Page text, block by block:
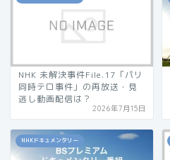
NHK 未解決事件File.17「パリ
同時テロ事件」の再放送・見
逃し動画配信は？
2026年7月15日
NHKドキュメンタリー